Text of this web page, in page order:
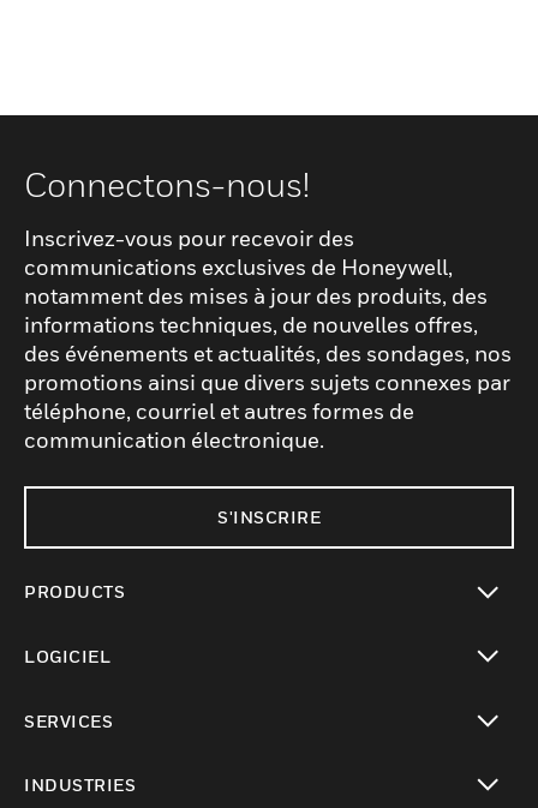
Connectons-nous!
Inscrivez-vous pour recevoir des
communications exclusives de Honeywell,
notamment des mises à jour des produits, des
informations techniques, de nouvelles offres,
des événements et actualités, des sondages, nos
promotions ainsi que divers sujets connexes par
téléphone, courriel et autres formes de
communication électronique.
S'INSCRIRE
PRODUCTS
LOGICIEL
SERVICES
INDUSTRIES